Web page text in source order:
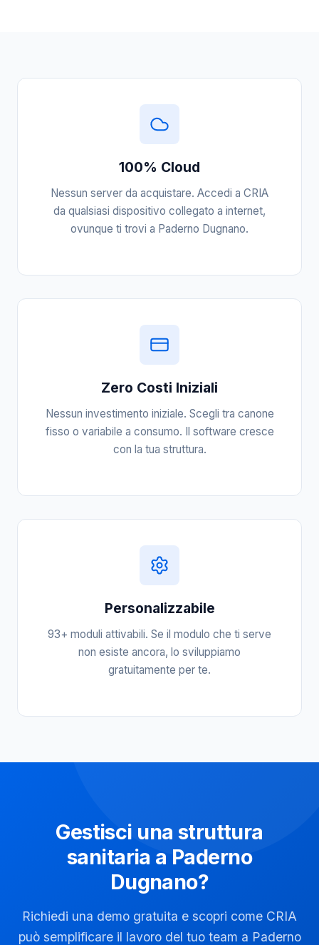
100% Cloud
Nessun server da acquistare. Accedi a CRIA
da qualsiasi dispositivo collegato a internet,
ovunque ti trovi a Paderno Dugnano.
Zero Costi Iniziali
Nessun investimento iniziale. Scegli tra canone
fisso o variabile a consumo. Il software cresce
con la tua struttura.
Personalizzabile
93+ moduli attivabili. Se il modulo che ti serve
non esiste ancora, lo sviluppiamo
gratuitamente per te.
Gestisci una struttura
sanitaria a Paderno
Dugnano?
Richiedi una demo gratuita e scopri come CRIA
può semplificare il lavoro del tuo team a Paderno